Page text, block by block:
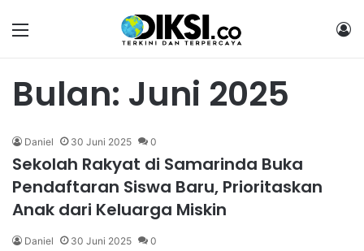
Bulan: Juni 2025
Daniel 30 Juni 2025 0
Sekolah Rakyat di Samarinda Buka
Pendaftaran Siswa Baru, Prioritaskan
Anak dari Keluarga Miskin
Daniel 30 Juni 2025 0